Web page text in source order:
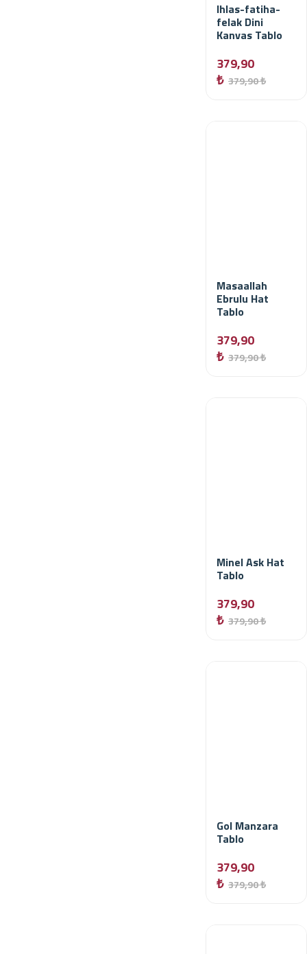
Ihlas-fatiha-
felak Dini
Kanvas Tablo
379,90
₺ 379,90 ₺
Masaallah
Ebrulu Hat
Tablo
379,90
₺ 379,90 ₺
Minel Ask Hat
Tablo
379,90
₺ 379,90 ₺
Gol Manzara
Tablo
379,90
₺ 379,90 ₺